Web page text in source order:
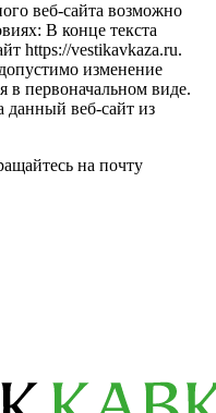
веб-сайта возможно
В конце текста
https://vestikavkaza.ru.
изменение
в первоначальном виде.
данный веб-сайт из
на почту